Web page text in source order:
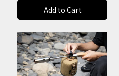
Add to Cart